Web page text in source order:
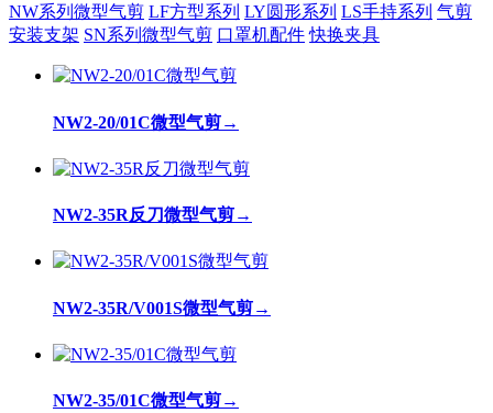
NW系列微型气剪 LF方型系列 LY圆形系列 LS手持系列 气剪
安装支架 SN系列微型气剪 口罩机配件 快换夹具
NW2-20/01C微型气剪→
NW2-35R反刀微型气剪→
NW2-35R/V001S微型气剪→
NW2-35/01C微型气剪→